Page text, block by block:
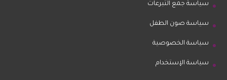
سياسة جمع التبرعات
سياسة صون الطفل
سياسة الخصوصية
سياسة الإستخدام